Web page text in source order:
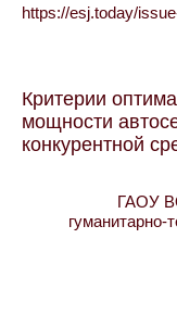
https://esj.today/
Критерии
мощности
конкурентной
ГАОУ
гуманитарно-